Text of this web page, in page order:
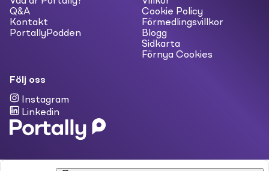
Q&A
Kontakt
PortallyPodden
Cookie Policy
Förmedlingsvillkor
Blogg
Sidkarta
Förnya Cookies
Följ oss
Instagram
Linkedin